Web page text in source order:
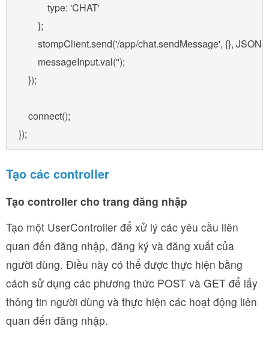
            type: 'CHAT'
        };
stompClient.send('/app/chat.sendMessage', {},
        messageInput.val('');
    });
    connect();
Tạo các controller
Tạo controller cho trang đăng nhập
Tạo một UserController để xử lý các yêu cầu liên
quan đến đăng nhập, đăng ký và đăng xuất của
người dùng. Điều này có thể được thực hiện bằng
cách sử dụng các phương thức POST và GET để lấy
thông tin người dùng và thực hiện các hoạt động liên
quan đến đăng nhập.